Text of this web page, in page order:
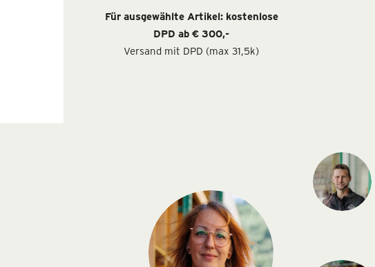
Für ausgewählte Artikel: kostenlose
DPD ab € 300,-
Versand mit DPD (max 31,5k)